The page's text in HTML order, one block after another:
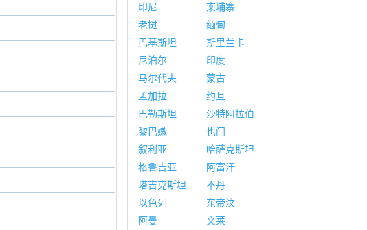
印尼
柬埔寨
老挝
缅甸
巴基斯坦
斯里兰卡
尼泊尔
印度
马尔代夫
蒙古
孟加拉
约旦
巴勒斯坦
沙特阿拉伯
黎巴嫩
也门
叙利亚
哈萨克斯坦
格鲁吉亚
阿富汗
塔吉克斯坦
不丹
以色列
东帝汶
阿曼
文莱